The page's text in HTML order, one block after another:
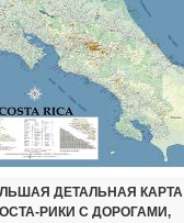
ДЕТАЛЬНАЯ КАРТА
РИКИ С ДОРОГАМИ,